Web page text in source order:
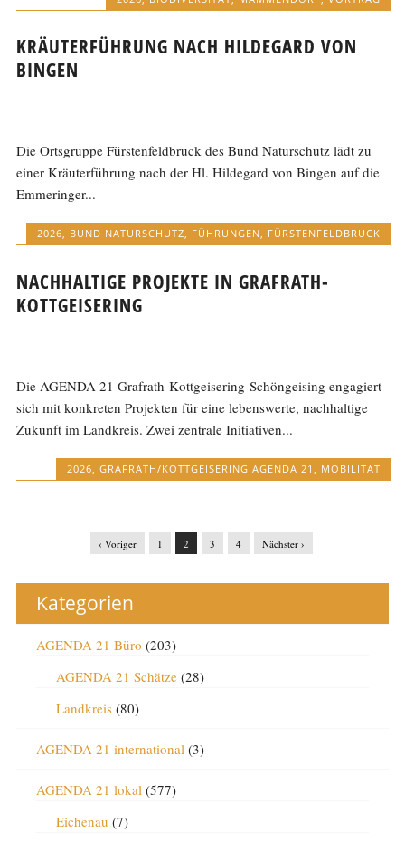
KRÄUTERFÜHRUNG NACH HILDEGARD VON
BINGEN
Die Ortsgruppe Fürstenfeldbruck des Bund Naturschutz lädt zu
einer Kräuterführung nach der Hl. Hildegard von Bingen auf die
Emmeringer...
2026, BUND NATURSCHUTZ, FÜHRUNGEN, FÜRSTENFELDBRUCK
NACHHALTIGE PROJEKTE IN GRAFRATH-
KOTTGEISERING
Die AGENDA 21 Grafrath-Kottgeisering-Schöngeising engagiert
sich mit konkreten Projekten für eine lebenswerte, nachhaltige
Zukunft im Landkreis. Zwei zentrale Initiativen...
2026 GRAFRATH/KOTTGEISERING AGENDA 21 MOBILITÄT
‹ Voriger 1 2 3 4 Nächster ›
Kategorien
AGENDA 21 Büro (203)
AGENDA 21 Schätze(28)
Landkreis(80)
AGENDA 21 international(3)
AGENDA 21 lokal(577)
Eichenau (7)